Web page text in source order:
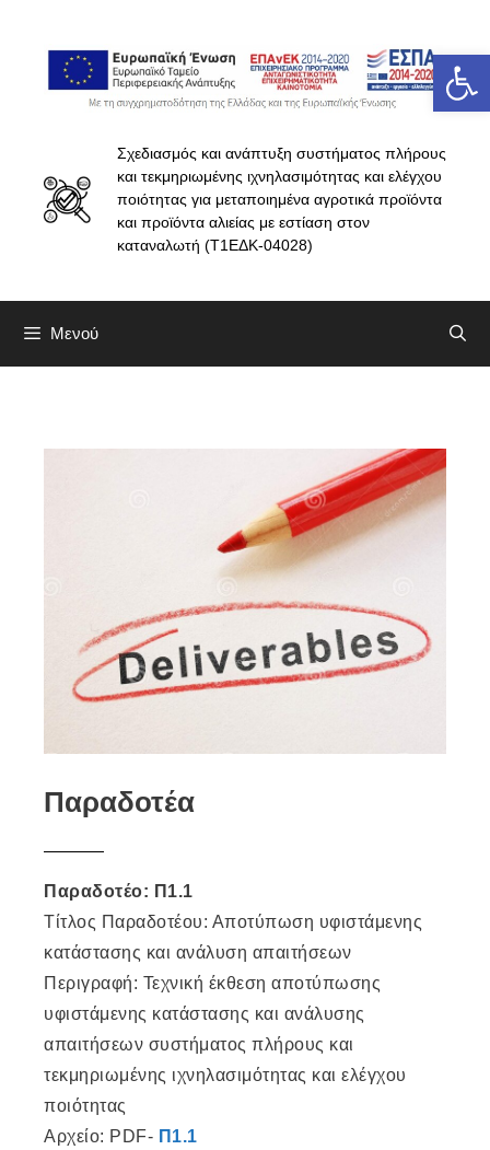
Σχεδιασμός και ανάπτυξη συστήματος πλήρους
και τεκμηριωμένης ιχνηλασιμότητας και ελέγχου
ποιότητας για μεταποιημένα αγροτικά προϊόντα
και προϊόντα αλιείας με εστίαση στον
καταναλωτή (Τ1ΕΔΚ-04028)
Μενού
Παραδοτέα
Παραδοτέο: Π1.1
Τίτλος Παραδοτέου: Αποτύπωση υφιστάμενης
κατάστασης και ανάλυση απαιτήσεων
Περιγραφή: Τεχνική έκθεση αποτύπωσης
υφιστάμενης κατάστασης και ανάλυσης
απαιτήσεων συστήματος πλήρους και
τεκμηριωμένης ιχνηλασιμότητας και ελέγχου
ποιότητας
Αρχείο: PDF- Π1.1